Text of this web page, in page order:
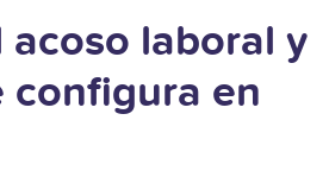
acoso laboral y
configura en